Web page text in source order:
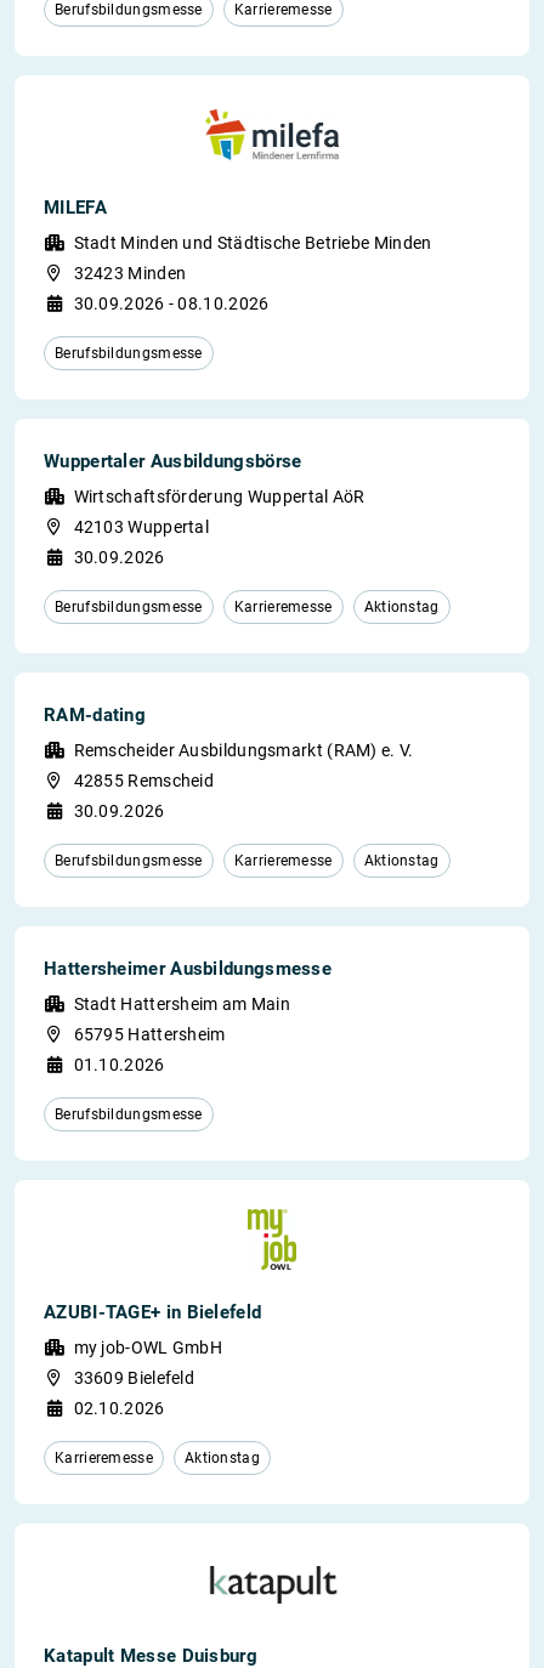
Berufsbildungsmesse Karrieremesse
MILEFA
Stadt Minden und Städtische Betriebe Minden
32423 Minden
30.09.2026 - 08.10.2026
Berufsbildungsmesse
Wuppertaler Ausbildungsbörse
Wirtschaftsförderung Wuppertal AöR
42103 Wuppertal
30.09.2026
Berufsbildungsmesse Karrieremesse Aktionstag
RAM-dating
Remscheider Ausbildungsmarkt (RAM) e. V.
42855 Remscheid
30.09.2026
Berufsbildungsmesse Karrieremesse Aktionstag
Hattersheimer Ausbildungsmesse
Stadt Hattersheim am Main
65795 Hattersheim
01.10.2026
Berufsbildungsmesse
AZUBI-TAGE+ in Bielefeld
my job-OWL GmbH
33609 Bielefeld
02.10.2026
Karrieremesse Aktionstag
Katapult Messe Duisburg